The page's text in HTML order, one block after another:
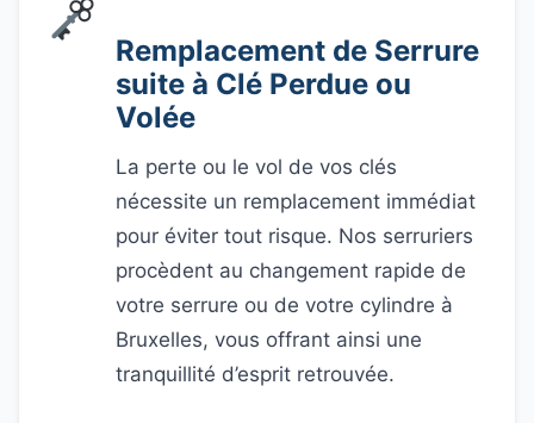
Remplacement de Serrure
suite à Clé Perdue ou
Volée
La perte ou le vol de vos clés
nécessite un remplacement immédiat
pour éviter tout risque. Nos serruriers
procèdent au changement rapide de
votre serrure ou de votre cylindre à
Bruxelles, vous offrant ainsi une
tranquillité d’esprit retrouvée.